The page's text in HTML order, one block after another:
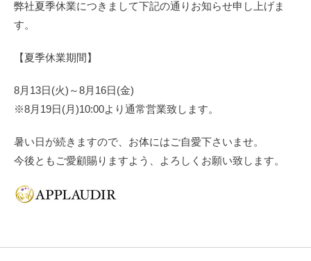
弊社夏季休業につきまして下記の通りお知らせ申し上げま
す。
【夏季休業期間】
8月 13日(火) ～8月 16日(金)
※8月 19日(月)10:00より通常営業致します。
暑い日が続きますので、お体にはご自愛下さいませ。
今後ともご愛顧賜りますよう、よろしくお願い致します。